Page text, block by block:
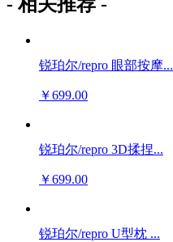
- 相关推荐 -
锐珀尔/repro 眼部按摩...
￥699.00
锐珀尔/repro 3D揉捏...
￥699.00
锐珀尔/repro U型枕 ...